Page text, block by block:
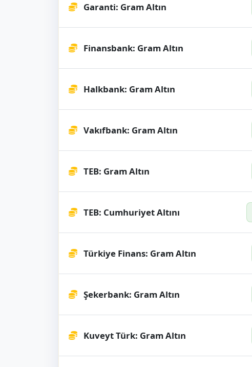
Garanti: Gram Altın
Finansbank: Gram Altın
Halkbank: Gram Altın
Vakıfbank: Gram Altın
TEB: Gram Altın
TEB: Cumhuriyet Altını
Türkiye Finans: Gram Altın
Şekerbank: Gram Altın
Kuveyt Türk: Gram Altın